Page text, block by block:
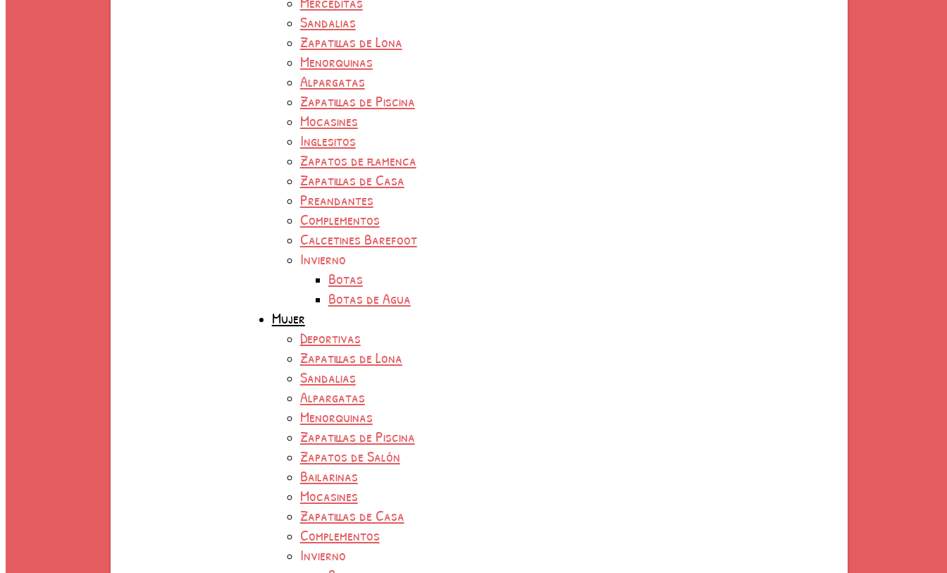
Sandalias
Zapatillas de Lona
Menorquinas
Alpargatas
Zapatillas de Piscina
Mocasines
Inglesitos
Zapatos de flamenca
Zapatillas de Casa
Preandantes
Complementos
Calcetines Barefoot
Invierno
Botas
Botas de Agua
Mujer
Deportivas
Zapatillas de Lona
Sandalias
Alpargatas
Menorquinas
Zapatillas de Piscina
Zapatos de Salón
Bailarinas
Mocasines
Zapatillas de Casa
Complementos
Invierno